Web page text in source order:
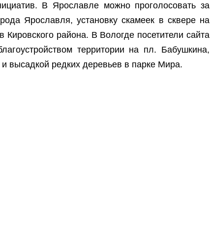
В Ярославле можно проголосовать за
Ярославля, установку скамеек в сквере на
района. В Вологде посетители сайта
территории на пл. Бабушкина,
высадкой редких деревьев в парке Мира.